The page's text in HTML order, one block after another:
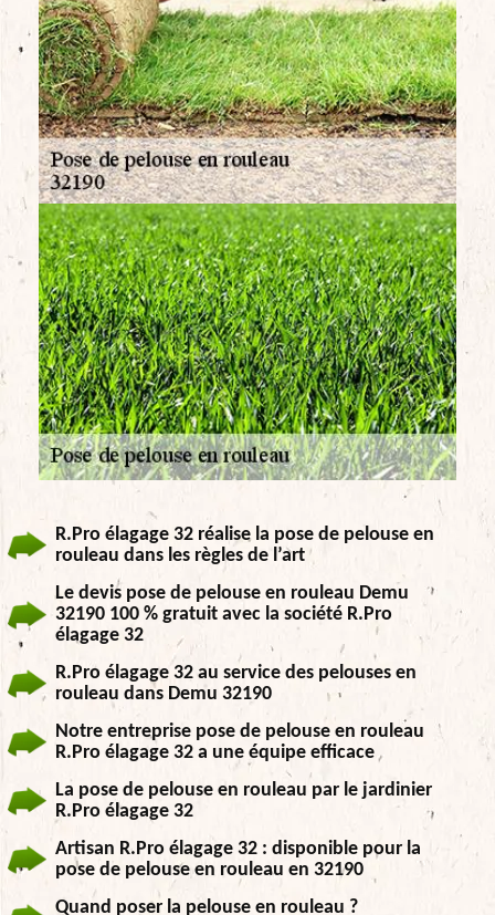
R.Pro élagage 32 réalise la pose de pelouse en
rouleau dans les règles de l’art
Le devis pose de pelouse en rouleau Demu
32190 100 % gratuit avec la société R.Pro
élagage 32
R.Pro élagage 32 au service des pelouses en
rouleau dans Demu 32190
Notre entreprise pose de pelouse en rouleau
R.Pro élagage 32 a une équipe efficace
La pose de pelouse en rouleau par le jardinier
R.Pro élagage 32
Artisan R.Pro élagage 32 : disponible pour la
pose de pelouse en rouleau en 32190
Quand poser la pelouse en rouleau ?